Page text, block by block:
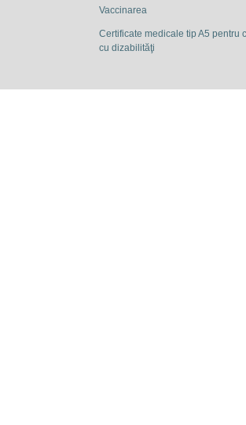
Vaccinarea
Certificate medicale tip A5 pentru
cu dizabilităţi